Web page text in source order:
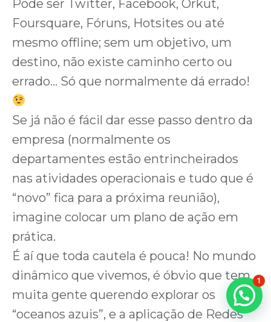
Pode ser Twitter, Facebook, Orkut,
Foursquare, Fóruns, Hotsites ou até
mesmo offline; sem um objetivo, um
destino, não existe caminho certo ou
errado… Só que normalmente dá errado!
Se já não é fácil dar esse passo dentro da
empresa (normalmente os
departamentes estão entrincheirados
nas atividades operacionais e tudo que é
“novo” fica para a próxima reunião),
imagine colocar um plano de ação em
prática.
É aí que toda cautela é pouca! No mundo
dinâmico que vivemos, é óbvio que tem
muita gente querendo explorar os
“oceanos azuis”, e a aplicação de Redes
1